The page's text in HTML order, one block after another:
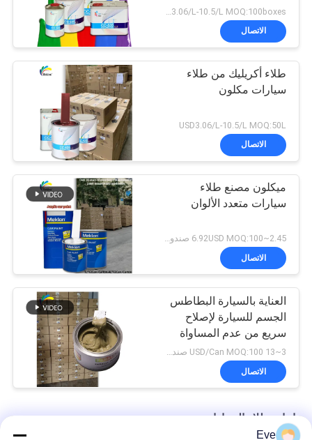
السيارة
الاتصال
طلاء أكريليك من طلاء
سيارات مكلون
USD3.06/L-10.5/L MOQ:50L
الاتصال
ميكلون مصنع طلاء
سيارات متعدد الألوان
2.45~6.92USD MOQ:100 صندوق
الاتصال
العناية بالسيارة البطاطس
الجسم للسيارة لإصلاح
سريع من عدم المساواة
3~13 USD/Can MOQ:100 صندوق
الاتصال
إعادة طلاء السيارات
Eve